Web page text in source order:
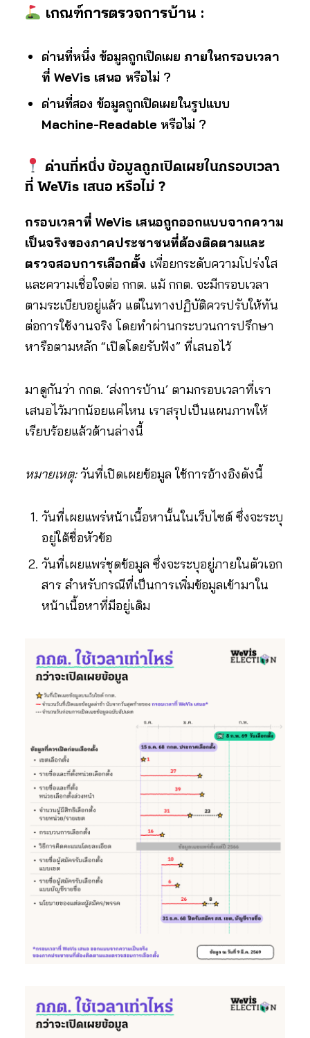
เกณฑ์การตรวจการบ้าน :
ด่านที่หนึ่ง ข้อมูลถูกเปิดเผย ภายในกรอบเวลา
ที่ WeVis เสนอ หรือไม่ ?
ด่านที่สอง ข้อมูลถูกเปิดเผยในรูปแบบ
Machine-Readable หรือไม่ ?
ด่านที่หนึ่ง ข้อมูลถูกเปิดเผยในกรอบเวลา
ที่ WeVis เสนอ หรือไม่ ?
กรอบเวลาที่ WeVis เสนอถูกออกแบบจากความ
เป็นจริงของภาคประชาชนที่ต้องติดตามและ
ตรวจสอบการเลือกตั้ง เพื่อยกระดับความโปร่งใส
และความเชื่อใจต่อ กกต. แม้ กกต. จะมีกรอบเวลา
ตามระเบียบอยู่แล้ว แต่ในทางปฏิบัติควรปรับให้ทัน
ต่อการใช้งานจริง โดยทำผ่านกระบวนการปรึกษา
หารือตามหลัก “เปิดโดยรับฟัง” ที่เสนอไว้
มาดูกันว่า กกต. ‘ส่งการบ้าน’ ตามกรอบเวลาที่เรา
เสนอไว้มากน้อยแค่ไหน เราสรุปเป็นแผนภาพให้
เรียบร้อยแล้วด้านล่างนี้
หมายเหตุ:วันที่เปิดเผยข้อมูล ใช้การอ้างอิงดังนี้
วันที่เผยแพร่หน้าเนื้อหานั้นในเว็บไซต์ ซึ่งจะระบุ
อยู่ใต้ชื่อหัวข้อ
วันที่เผยแพร่ชุดข้อมูล ซึ่งจะระบุอยู่ภายในตัวเอก
สาร สำหรับกรณีที่เป็นการเพิ่มข้อมูลเข้ามาใน
หน้าเนื้อหาที่มีอยู่เดิม